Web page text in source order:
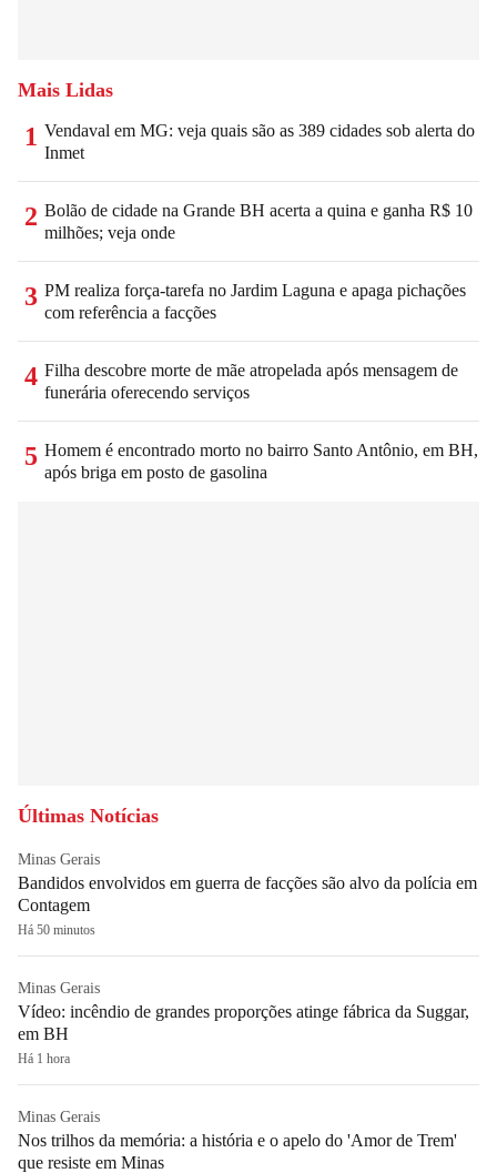
Mais Lidas
1 Vendaval em MG: veja quais são as 389 cidades sob alerta do
Inmet
2 Bolão de cidade na Grande BH acerta a quina e ganha R$ 10
milhões; veja onde
3 PM realiza força-tarefa no Jardim Laguna e apaga pichações
com referência a facções
4 Filha descobre morte de mãe atropelada após mensagem de
funerária oferecendo serviços
5 Homem é encontrado morto no bairro Santo Antônio, em BH,
após briga em posto de gasolina
Últimas Notícias
Minas Gerais
Bandidos envolvidos em guerra de facções são alvo da polícia em
Contagem
Há 50 minutos
Minas Gerais
Vídeo: incêndio de grandes proporções atinge fábrica da Suggar,
em BH
Há 1 hora
Minas Gerais
Nos trilhos da memória: a história e o apelo do 'Amor de Trem'
que resiste em Minas